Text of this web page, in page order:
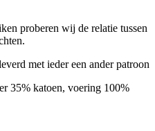
proberen wij de relatie tussen
met ieder een ander patroon
35% katoen, voering 100%